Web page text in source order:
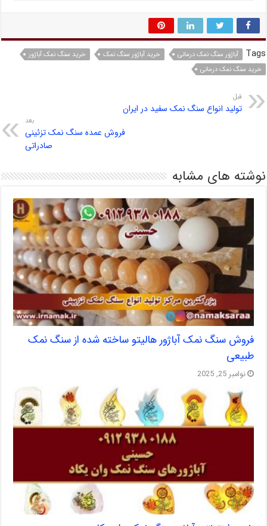
Tags آباژور سنگ نمک درمانی خرید آباژور سنگ نمک
خرید سنگ نمک آباژور
خرید سنگ نمک درمانی
قبل
تولید انواع سنگ نمک سفید در ایران
بعد
فروش عمده سنگ نمک تزئینی
صادراتی
نوشته های مشابه
فروش سنگ نمک آباژور هالیتو ساخته شده از سنگ نمک
طبیعی
نوامبر 25, 2025